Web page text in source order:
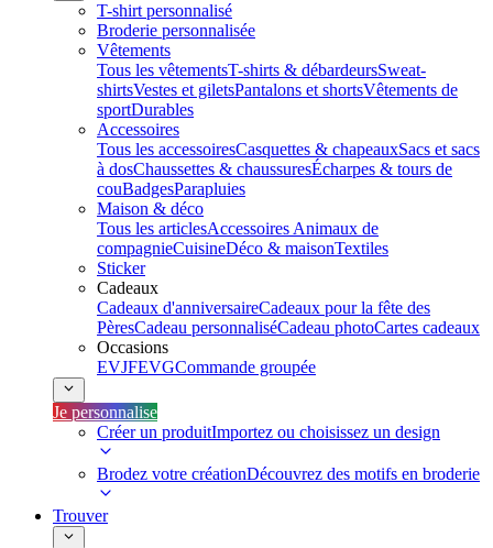
T-shirt personnalisé
Broderie personnalisée
Vêtements
Tous les vêtementsT-shirts & débardeursSweat-
shirtsVestes et giletsPantalons et shortsVêtements de
sportDurables
Accessoires
Tous les accessoiresCasquettes & chapeauxSacs et sacs
à dosChaussettes & chaussuresÉcharpes & tours de
couBadgesParapluies
Maison & déco
Tous les articlesAccessoires Animaux de
compagnieCuisineDéco & maisonTextiles
Sticker
Cadeaux
Cadeaux d'anniversaireCadeaux pour la fête des
PèresCadeau personnaliséCadeau photoCartes cadeaux
Occasions
EVJFEVGCommande groupée
Je personnalise
Créer un produitImportez ou choisissez un design
Brodez votre créationDécouvrez des motifs en broderie
Trouver